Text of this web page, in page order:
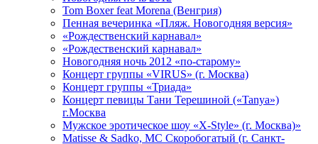
Tom Boxer feat Morena (Венгрия)
Пенная вечеринка «Пляж. Новогодняя версия»
«Рождественский карнавал»
«Рождественский карнавал»
Новогодняя ночь 2012 «по-старому»
Концерт группы «VIRUS» (г. Москва)
Концерт группы «Триада»
Концерт певицы Тани Терешиной («Tanya»)
г.Москва
Мужское эротическое шоу «X-Style» (г. Москва)»
Matissе & Sadko, MC Скоробогатый (г. Санкт-